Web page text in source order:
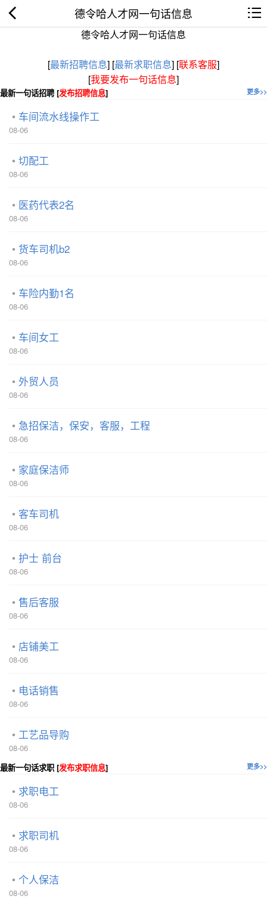
德令哈人才网一句话信息
德令哈人才网一句话信息
[最新招聘信息] [最新求职信息] [联系客服]
[我要发布一句话信息]
更多>>
最新一句话招聘 [发布招聘信息]
车间流水线操作工
08-06
切配工
08-06
医药代表2名
08-06
货车司机b2
08-06
车险内勤1名
08-06
车间女工
08-06
外贸人员
08-06
急招保洁，保安，客服，工程
08-06
家庭保洁师
08-06
客车司机
08-06
护士 前台
08-06
售后客服
08-06
店铺美工
08-06
电话销售
08-06
工艺品导购
08-06
更多>>
最新一句话求职 [发布求职信息]
求职电工
08-06
求职司机
08-06
个人保洁
08-06